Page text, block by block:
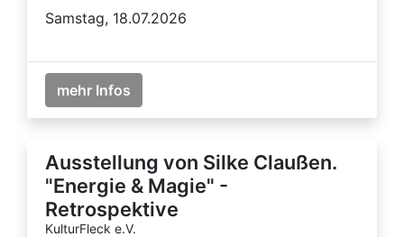
Samstag, 18.07.2026
mehr Infos
Ausstellung von Silke Claußen.
"Energie & Magie" -
Retrospektive
KulturFleck e.V.